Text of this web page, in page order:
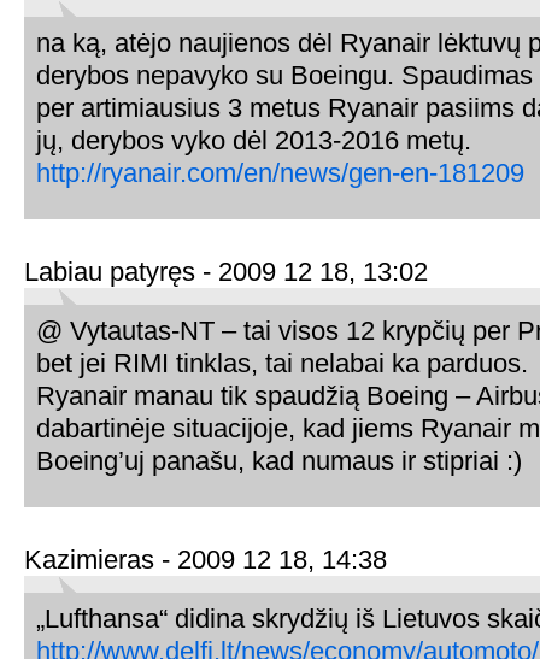
na ką, atėjo naujienos dėl Ryanair lėktuvų
derybos nepavyko su Boeingu.
per artimiausius 3 metus Ryanair pasiims
jų, derybos vyko dėl 2013-2016 metų.
http://ryanair.com/en/news/gen-en-181209
Labiau patyręs - 2009 12 18, 13:02
@ Vytautas-NT – tai visos 12 krypčių per
bet jei RIMI tinklas, tai nelabai ka parduos.
Ryanair manau tik spaudžią Boeing –
dabartinėje situacijoje, kad jiems Ryanair
Boeing’uj panašu, kad numaus ir stipriai :)
Kazimieras - 2009 12 18, 14:38
„Lufthansa“ didina skrydžių iš Lietuvos
http://www.delfi.lt/news/economy/